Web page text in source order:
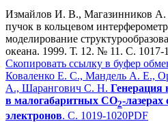
Измайлов И. В., Магазинников
пучок в кольцевом
моделирование
океана. 1999. Т. 12. № 11. С. 1017-
Скопировать ссылку в буфер
Коваленко Е. С., Мандель А. Е.,
А., Шарангович С. Н. Генерация
в малогабаритных CO2-
электронов. С. 1019-1020PDF